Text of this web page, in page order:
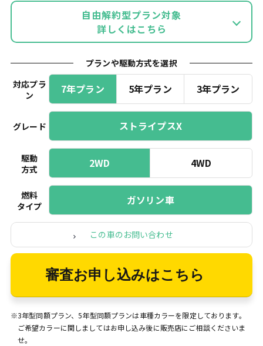
自由解約型プラン対象
詳しくはこちら
プランや駆動方式を選択
対応プラ
ン
7年プラン 5年プラン 3年プラン
グレード ストライプスX
駆動
方式
2WD 4WD
燃料
タイプ
ガソリン車
この車のお問い合わせ
審査お申し込みはこちら
※3年型同額プラン、5年型同額プランは車種カラーを限定しております。
ご希望カラーに関しましてはお申し込み後に販売店にご相談くださいま
せ。